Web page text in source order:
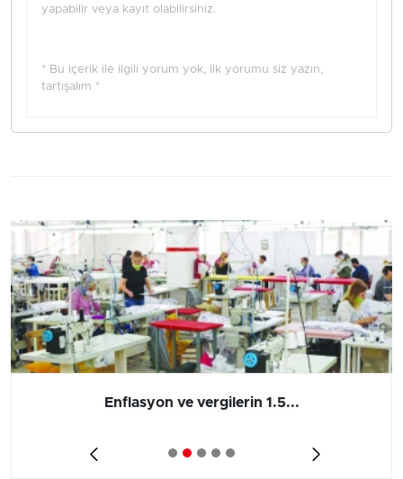
yapabilir veya kayıt olabilirsiniz.
* Bu içerik ile ilgili yorum yok, ilk yorumu siz yazın,
tartışalım *
Enflasyon ve vergilerin 1.5...